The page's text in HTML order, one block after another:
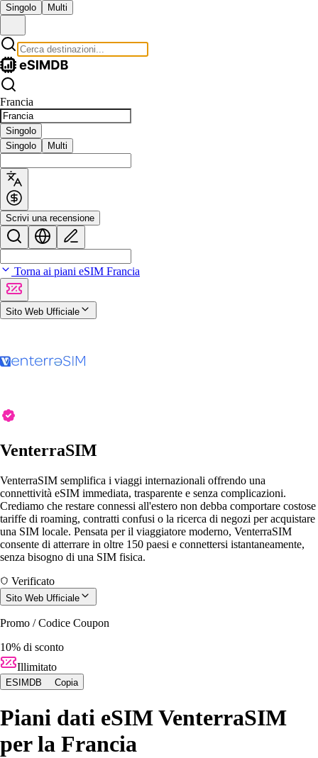
Singolo Multi
Francia
Singolo
Singolo
Multi
Scrivi una recensione
Torna ai piani eSIM Francia
Sito Web Ufficiale
VenterraSIM
VenterraSIM semplifica i viaggi internazionali offrendo una
connettività eSIM immediata, trasparente e senza complicazioni.
Crediamo che restare connessi all'estero non debba comportare costose
tariffe di roaming, contratti confusi o la ricerca di negozi per acquistare
una SIM locale. Pensata per il viaggiatore moderno, VenterraSIM
consente di atterrare in oltre 150 paesi e connettersi istantaneamente,
senza bisogno di una SIM fisica.
Verificato
Sito Web Ufficiale
Promo / Codice Coupon
10% di sconto
Illimitato
ESIMDB Copia
Piani dati eSIM VenterraSIM
per la Francia